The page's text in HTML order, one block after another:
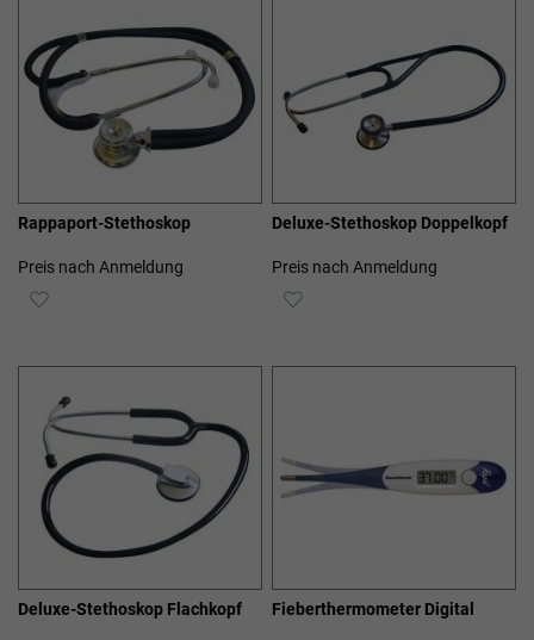
Rappaport-Stethoskop
Preis nach Anmeldung
ZUR
Deluxe-Stethoskop Doppelkopf
Preis nach Anmeldung
ZUR
Deluxe-Stethoskop Flachkopf Fieberthermometer Digital